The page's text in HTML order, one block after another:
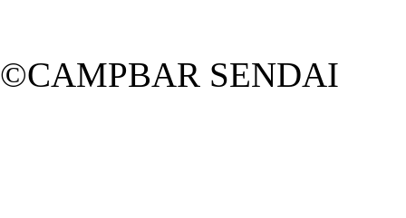
©CAMPBAR SENDAI